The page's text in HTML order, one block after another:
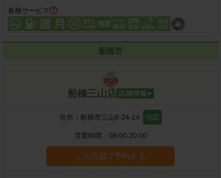
各種サービス
船橋市
船橋三山店
住所： 船橋市三山8-24-14 地図
営業時間： 08:00-20:00
この店舗で予約する